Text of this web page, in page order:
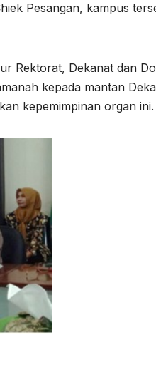
Pesangan, kampus
Rektorat, Dekanat dan
kepada mantan
kepemimpinan organ ini.